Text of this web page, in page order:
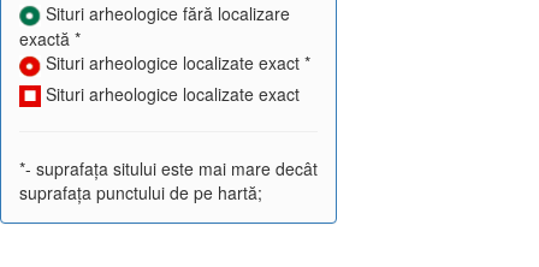
Situri arheologice fără localizare
exactă *
Situri arheologice localizate exact *
Situri arheologice localizate exact
*- suprafața sitului este mai mare decât
suprafața punctului de pe hartă;